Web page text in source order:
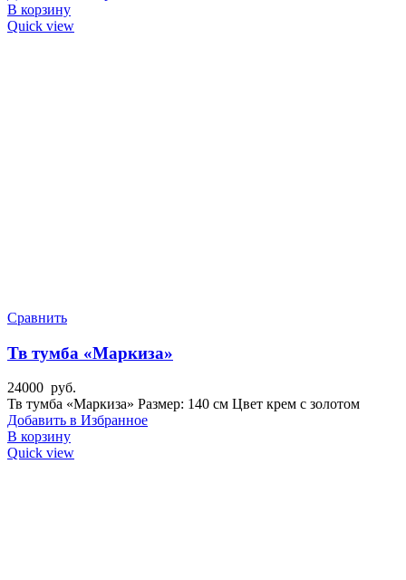
В корзину
Quick view
Сравнить
Тв тумба «Маркиза»
24000 руб.
Тв тумба «Маркиза» Размер: 140 см Цвет крем с золотом
Добавить в Избранное
В корзину
Quick view